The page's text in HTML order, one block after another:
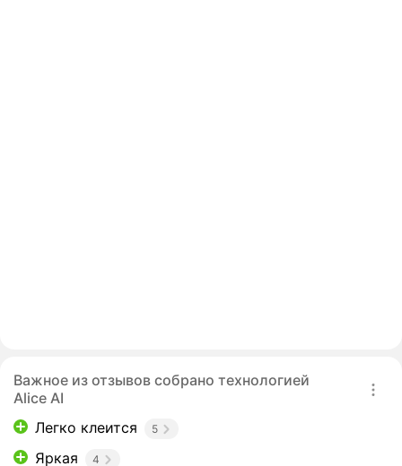
Важное из отзывов собрано технологией
Alice AI
Легко клеится
5
Яркая 4